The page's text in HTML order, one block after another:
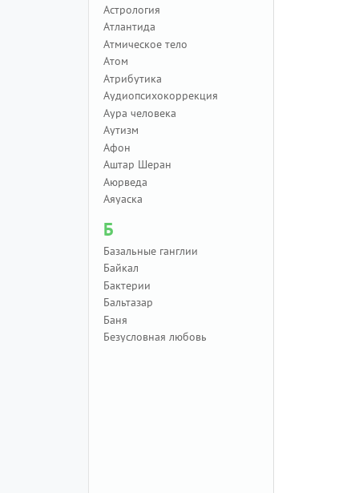
Астрология
Атлантида
Атмическое тело
Атом
Атрибутика
Аудиопсихокоррекция
Аура человека
Аутизм
Афон
Аштар Шеран
Аюрведа
Аяуаска
Б
Базальные ганглии
Байкал
Бактерии
Бальтазар
Баня
Безусловная любовь